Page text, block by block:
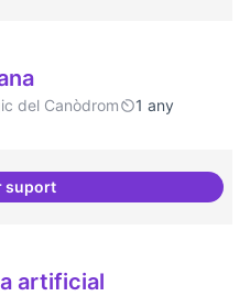
del Canòdrom
1 any
suport
Participació ciutadana
artificial